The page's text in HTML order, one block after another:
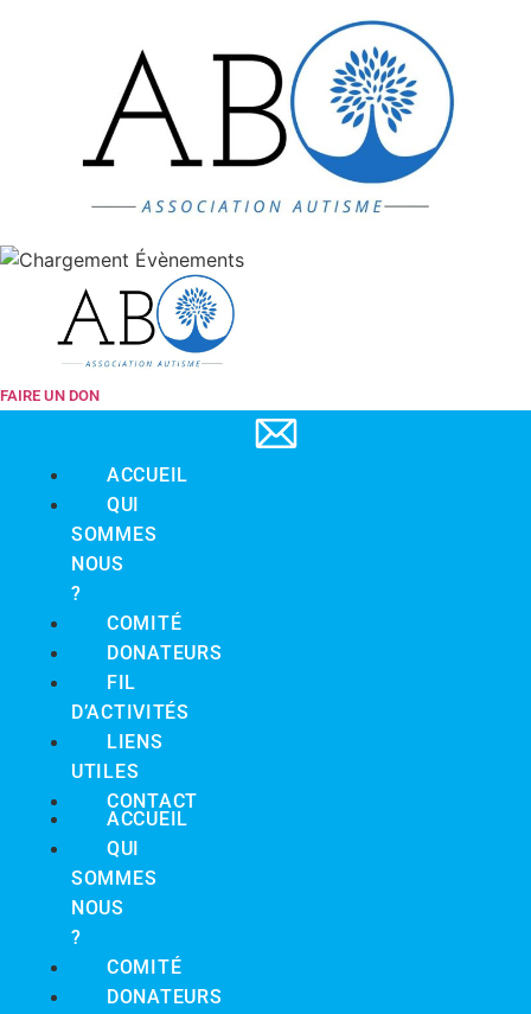
FAIRE UN DON
ACCUEIL
QUI
SOMMES
NOUS
?
COMITÉ
DONATEURS
FIL
D’ACTIVITÉS
LIENS
UTILES
CONTACT
ACCUEIL
QUI
SOMMES
NOUS
?
COMITÉ
DONATEURS